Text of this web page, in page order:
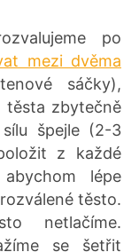
po
mezi dvěma
sáčky),
těsta zbytečně
špejle (2-3
z každé
lépe
těsto.
netlačíme.
se šetřit